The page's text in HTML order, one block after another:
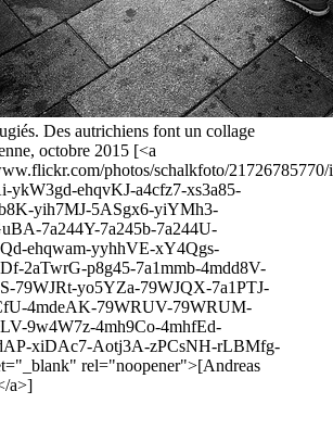
Des autrichiens font un collage
octobre 2015 [<a
photos/schalkfoto/
ykW3gd-ehqvKJ-a4cfz7-xs3a85-
yih7MJ-5ASgx6-yiYMh3-
7a244Y-7a245b-7a244U-
ehqwam-yyhhVE-xY4Qgs-
2aTwrG-p8g45-7a1mmb-4mdd8V-
79WJRt-yo5YZa-79WJQX-7a1PTJ-
4mdeAK-79WRUV-79WRUM-
9w4W7z-4mh9Co-4mhfEd-
xiDAc7-Aotj3A-zPCsNH-rLBMfg-
rel="noopener">[Andreas
a>]